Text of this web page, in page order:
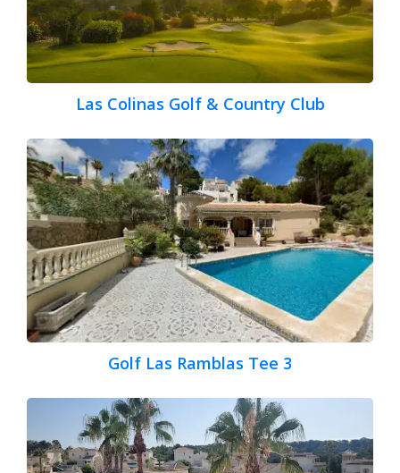
Las Colinas Golf & Country Club
Golf Las Ramblas Tee 3